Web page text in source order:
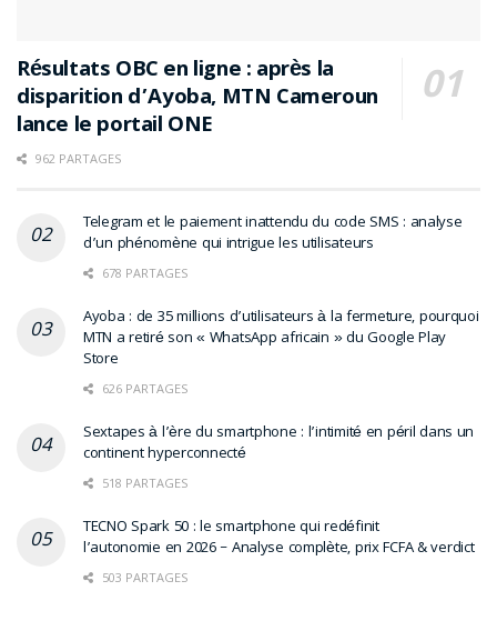
philosophie plus silencieuse mais redoutablement
efficace.
Il ne cherche pas à dominer les classements ni à
multiplier les fonctionnalités spectaculaires. Il vise
publicitaire contenue.
Pour l’utilisateur Tecno, Infinix ou
excessive,le lecteur préinstallé pourrait bien être
celui qu’il n’avait jamais pensé à évaluer
Pour aller plus loin :
Android : les 5 lecteurs multimédias à tester
absolument en 2025
VLC pour Android : l’exception gratuite, libre et
sans pub qui résiste à la marchandisation du
Résultats OBC en ligne : après la
disparition d’Ayoba, MTN Cameroun
lance le portail ONE
962 PARTAGES
Telegram et le paiement inattendu du code SMS : analyse
d’un phénomène qui intrigue les utilisateurs
678 PARTAGES
Ayoba : de 35 millions d’utilisateurs à la fermeture, pourquoi
MTN a retiré son « WhatsApp africain » du Google Play
Store
626 PARTAGES
Sextapes à l’ère du smartphone : l’intimité en péril dans un
continent hyperconnecté
518 PARTAGES
TECNO Spark 50 : le smartphone qui redéfinit
l’autonomie en 2026 – Analyse complète, prix FCFA & verdict
503 PARTAGES